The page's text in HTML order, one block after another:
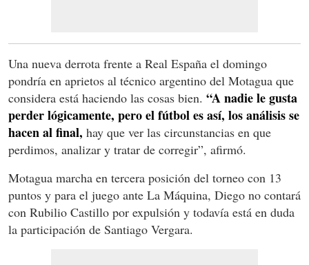
Una nueva derrota frente a Real España el domingo
pondría en aprietos al técnico argentino del Motagua que
considera está haciendo las cosas bien. “A nadie le gusta
perder lógicamente, pero el fútbol es así, los análisis se
hacen al final, hay que ver las circunstancias en que
perdimos, analizar y tratar de corregir”, afirmó.
Motagua marcha en tercera posición del torneo con 13
puntos y para el juego ante La Máquina, Diego no contará
con Rubilio Castillo por expulsión y todavía está en duda
la participación de Santiago Vergara.